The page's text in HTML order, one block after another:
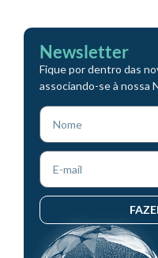
Newsletter
Fique por dentro das
associando-se à nossa